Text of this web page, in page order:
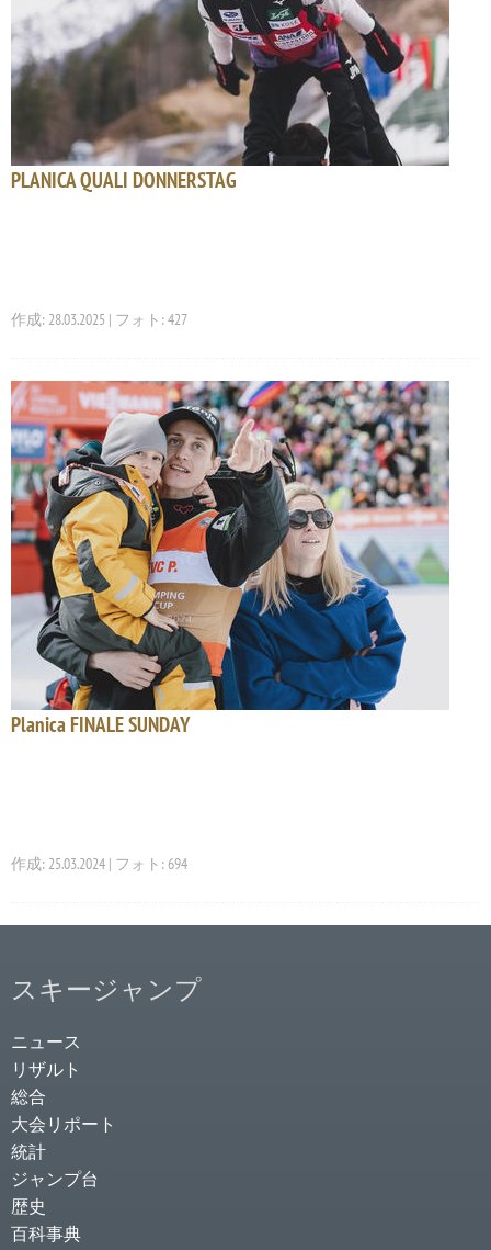
PLANICA QUALI DONNERSTAG
作成: 28.03.2025 | フォト: 427
Planica FINALE SUNDAY
作成: 25.03.2024 | フォト: 694
スキージャンプ
ニュース
リザルト
総合
大会リポート
統計
ジャンプ台
歴史
百科事典